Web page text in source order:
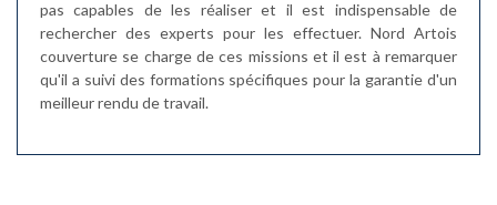
pas capables de les réaliser et il est indispensable de
rechercher des experts pour les effectuer. Nord Artois
couverture se charge de ces missions et il est à remarquer
qu'il a suivi des formations spécifiques pour la garantie d'un
meilleur rendu de travail.